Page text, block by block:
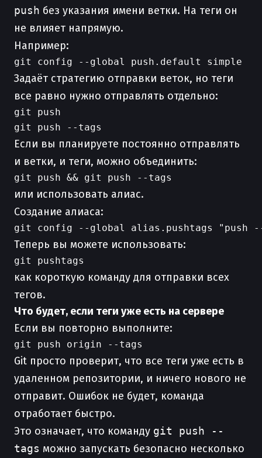
push без указания имени ветки. На теги он
не влияет напрямую.
Например:
Задаёт стратегию отправки веток, но теги
все равно нужно отправлять отдельно:
git push
Если вы планируете постоянно отправлять
и ветки, и теги, можно объединить:
или использовать алиас.
Создание алиаса:
Теперь вы можете использовать:
как короткую команду для отправки всех
тегов.
Что будет, если теги уже есть на сервере
Если вы повторно выполните:
Git просто проверит, что все теги уже есть в
удаленном репозитории, и ничего нового не
отправит. Ошибок не будет, команда
отработает быстро.
Это означает, что команду git push --
tags можно запускать безопасно несколько